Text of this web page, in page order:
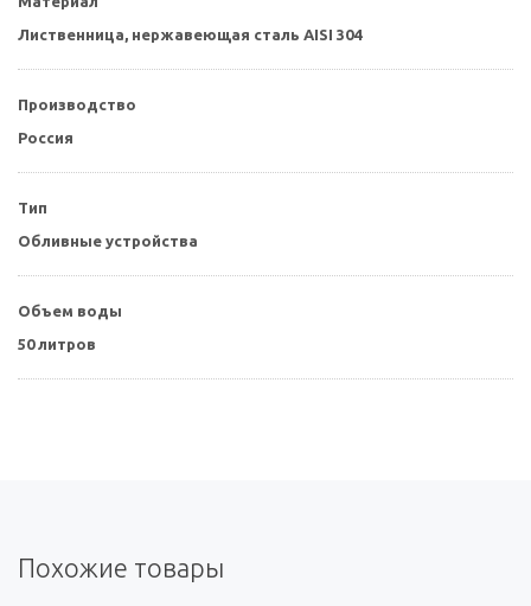
Лиственница, нержавеющая сталь AISI 304
Производство
Россия
Тип
Обливные устройства
Объем воды
50 литров
Похожие товары